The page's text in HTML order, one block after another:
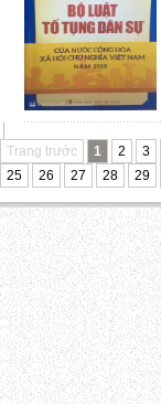
Trang trước 1 2 3
25
26 27 28 29